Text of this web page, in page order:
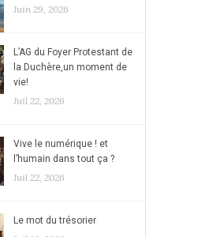
Juin 29, 2026
L’AG du Foyer Protestant de
la Duchère,un moment de
vie!
Juil 22, 2026
Vive le numérique ! et
l’humain dans tout ça ?
Juil 22, 2026
Le mot du trésorier